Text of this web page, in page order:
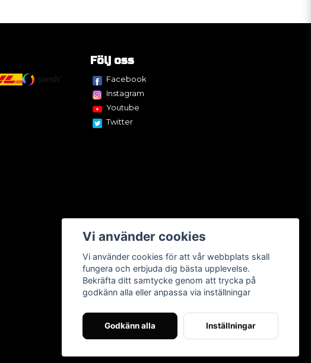
Följ oss
Facebook
Instagram
Youtube
Twitter
Vi använder cookies
Vi använder cookies för att vår webbplats skall
fungera och erbjuda dig bästa upplevelse.
Bekräfta ditt samtycke genom att trycka på
godkänn alla eller anpassa via inställningar
Godkänn alla Inställningar